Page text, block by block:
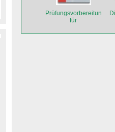
Prüfungsvorbereitung
für